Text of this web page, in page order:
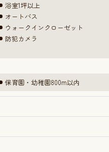
浴室1坪以上
オートバス
ウォークインクローゼット
防犯カメラ
保育園・幼稚園800m以内